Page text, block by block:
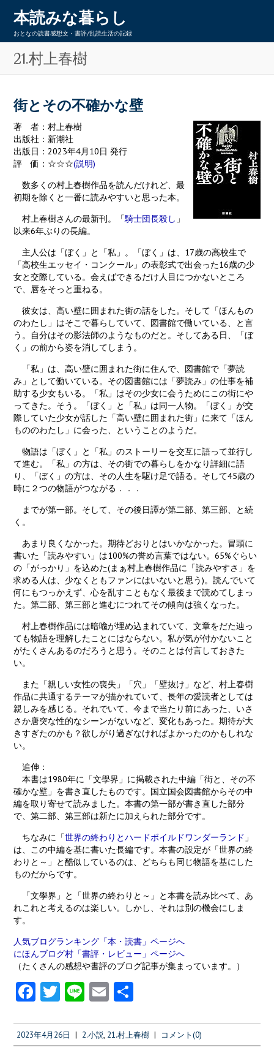
本読みな暮らし
おとなの読書感想文・書評/乱読生活の記録
21.村上春樹
街とその不確かな壁
著 者：村上春樹
出版社：新潮社
出版日：2023年4月10日 発行
評 価：☆☆☆(説明)
数多くの村上春樹作品を読んだけれど、最
初期を除くと一番に読みやすいと思った本。
村上春樹さんの最新刊。「騎士団長殺し 」
以来6年ぶりの長編。
主人公は「ぼく」と「私」。「ぼく」は、17歳の高校生で
「高校生エッセイ・コンクール」の表彰式で出会った16歳の少
女と交際している。会えばできるだけ人目につかないところ
で、唇をそっと重ねる。
彼女は、高い壁に囲まれた街の話をした。そして「ほんもの
のわたし」はそこで暮らしていて、図書館で働いている、と言
う。自分はその影法師のようなものだと。そしてある日、「ぼ
く」の前から姿を消してしまう。
「私」は、高い壁に囲まれた街に住んで、図書館で「夢読
み」として働いている。その図書館には「夢読み」の仕事を補
助する少女もいる。「私」はその少女に会うためにこの街にや
ってきた。そう。「ぼく」と「私」は同一人物。「ぼく」が交
際していた少女が話した「高い壁に囲まれた街」に来て「ほん
もののわたし」に会った、ということのようだ。
物語は「ぼく」と「私」のストーリーを交互に語って並行し
て進む。「私」の方は、その街での暮らしをかなり詳細に語
り、「ぼく」の方は、その人生を駆け足で語る。そして45歳の
時に２つの物語がつながる．．．
までが第一部。そして、その後日譚が第二部、第三部、と続
く。
あまり良くなかった。期待どおりとはいかなかった。冒頭に
書いた「読みやすい」は100%の誉め言葉ではない。65%ぐらい
の「がっかり」を込めた(まぁ村上春樹作品に「読みやすさ」を
求める人は、少なくともファンにはいないと思う)。読んでいて
何にもつっかえず、心を乱すこともなく最後まで読めてしまっ
た。第二部、第三部と進むにつれてその傾向は強くなった。
村上春樹作品には暗喩が埋め込まれていて、文章をだた辿っ
ても物語を理解したことにはならない。私が気が付かないこと
がたくさんあるのだろうと思う。そのことは付言しておきた
い。
また「親しい女性の喪失」「穴」「壁抜け」など、村上春樹
作品に共通するテーマが描かれていて、長年の愛読者としては
親しみを感じる。それでいて、今まで当たり前にあった、いさ
さか唐突な性的なシーンがないなど、変化もあった。期待が大
きすぎたのかも？欲しがり過ぎなければよかったのかもしれな
い。
追伸：
本書は1980年に「文學界」に掲載された中編「街と、その不
確かな壁」を書き直したものです。国立国会図書館からその中
編を取り寄せて読みました。本書の第一部が書き直した部分
で、第二部、第三部は新たに加えられた部分です。
ちなみに「世界の終わりとハードボイルドワンダーランド 」
は、この中編を基に書いた長編です。本書の設定が「世界の終
わりと～」と酷似しているのは、どちらも同じ物語を基にした
ものだからです。
「文學界」と「世界の終わりと～」と本書を読み比べて、あ
れこれと考えるのは楽しい。しかし、それは別の機会にしま
す。
人気ブログランキング「本・読書」ページへ
にほんブログ村「書評・レビュー」ページへ
（たくさんの感想や書評のブログ記事が集まっています。）
Fa
b
o
T
itt
er
Li
e
E
ai
l
2023年4月26日 | 2.小説, 21.村上春樹 | コメント(0)